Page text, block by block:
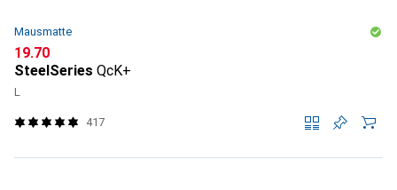
Mausmatte
CHF
19.70
SteelSeries QcK+
L
417